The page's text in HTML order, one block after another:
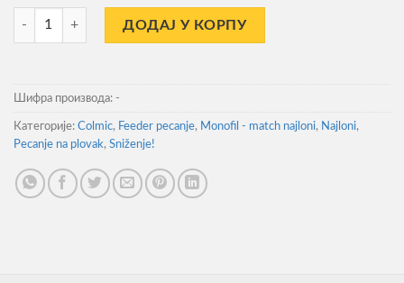
Najlon Colmic Fendreel Power 200m количина
ДОДАЈ У КОРПУ
Шифра производа: -
Категорије: Colmic, Feeder pecanje, Monofil - match najloni, Najloni,
Pecanje na plovak, Sniženje!